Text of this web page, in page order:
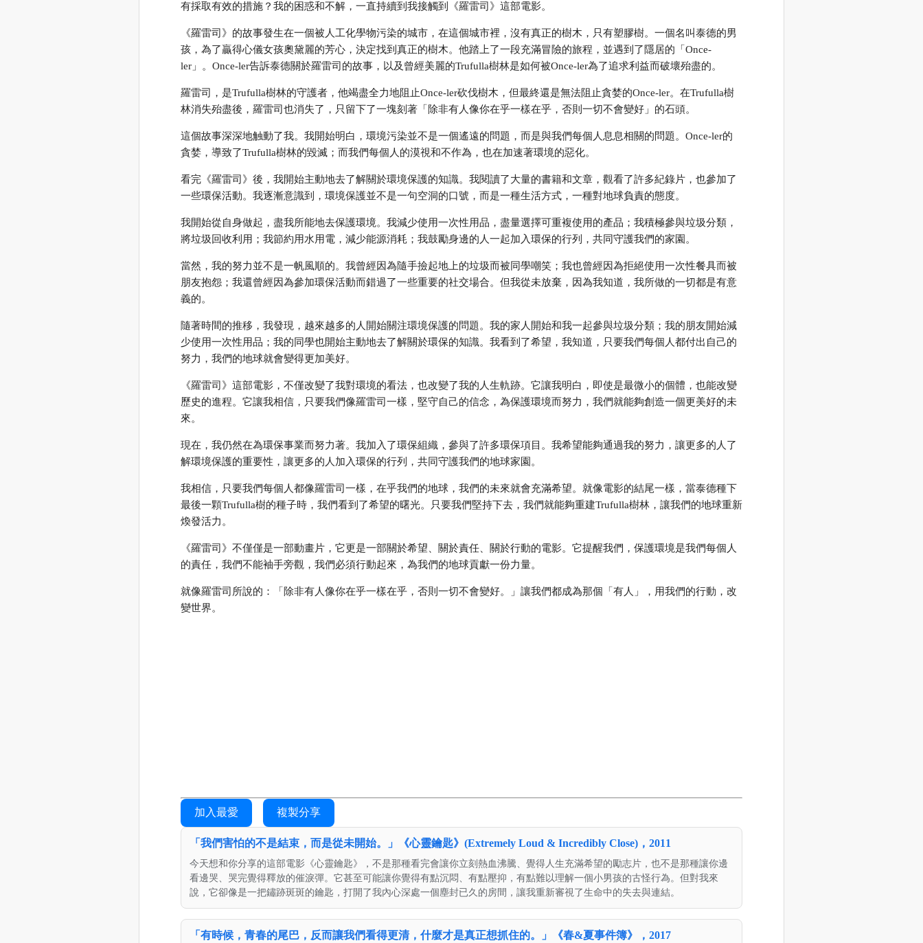
有採取有效的措施？我的困惑和不解，一直持續到我接觸到《羅雷司》這部電影。
《羅雷司》的故事發生在一個被人工化學物污染的城市，在這個城市裡，沒有真正的樹木，只有塑膠樹。一個名叫泰德的男
孩，為了贏得心儀女孩奧黛麗的芳心，決定找到真正的樹木。他踏上了一段充滿冒險的旅程，並遇到了隱居的「Once-
ler」。Once-ler告訴泰德關於羅雷司的故事，以及曾經美麗的Trufulla樹林是如何被Once-ler為了追求利益而破壞殆盡的。
羅雷司，是Trufulla樹林的守護者，他竭盡全力地阻止Once-ler砍伐樹木，但最終還是無法阻止貪婪的Once-ler。在Trufulla樹
林消失殆盡後，羅雷司也消失了，只留下了一塊刻著「除非有人像你在乎一樣在乎，否則一切不會變好」的石頭。
這個故事深深地触動了我。我開始明白，環境污染並不是一個遙遠的問題，而是與我們每個人息息相關的問題。Once-ler的
貪婪，導致了Trufulla樹林的毀滅；而我們每個人的漠視和不作為，也在加速著環境的惡化。
看完《羅雷司》後，我開始主動地去了解關於環境保護的知識。我閱讀了大量的書籍和文章，觀看了許多紀錄片，也參加了
一些環保活動。我逐漸意識到，環境保護並不是一句空洞的口號，而是一種生活方式，一種對地球負責的態度。
我開始從自身做起，盡我所能地去保護環境。我減少使用一次性用品，盡量選擇可重複使用的產品；我積極參與垃圾分類，
將垃圾回收利用；我節約用水用電，減少能源消耗；我鼓勵身邊的人一起加入環保的行列，共同守護我們的家園。
當然，我的努力並不是一帆風順的。我曾經因為隨手撿起地上的垃圾而被同學嘲笑；我也曾經因為拒絕使用一次性餐具而被
朋友抱怨；我還曾經因為參加環保活動而錯過了一些重要的社交場合。但我從未放棄，因為我知道，我所做的一切都是有意
義的。
隨著時間的推移，我發現，越來越多的人開始關注環境保護的問題。我的家人開始和我一起參與垃圾分類；我的朋友開始減
少使用一次性用品；我的同學也開始主動地去了解關於環保的知識。我看到了希望，我知道，只要我們每個人都付出自己的
努力，我們的地球就會變得更加美好。
《羅雷司》這部電影，不僅改變了我對環境的看法，也改變了我的人生軌跡。它讓我明白，即使是最微小的個體，也能改變
歷史的進程。它讓我相信，只要我們像羅雷司一樣，堅守自己的信念，為保護環境而努力，我們就能夠創造一個更美好的未
來。
現在，我仍然在為環保事業而努力著。我加入了環保組織，參與了許多環保項目。我希望能夠通過我的努力，讓更多的人了
解環境保護的重要性，讓更多的人加入環保的行列，共同守護我們的地球家園。
我相信，只要我們每個人都像羅雷司一樣，在乎我們的地球，我們的未來就會充滿希望。就像電影的結尾一樣，當泰德種下
最後一顆Trufulla樹的種子時，我們看到了希望的曙光。只要我們堅持下去，我們就能夠重建Trufulla樹林，讓我們的地球重新
煥發活力。
《羅雷司》不僅僅是一部動畫片，它更是一部關於希望、關於責任、關於行動的電影。它提醒我們，保護環境是我們每個人
的責任，我們不能袖手旁觀，我們必須行動起來，為我們的地球貢獻一份力量。
就像羅雷司所說的：「除非有人像你在乎一樣在乎，否則一切不會變好。」讓我們都成為那個「有人」，用我們的行動，改
變世界。
加入最愛 複製分享
「我們害怕的不是結束，而是從未開始。」《心靈鑰匙》(Extremely Loud & Incredibly Close)，2011
今天想和你分享的這部電影《心靈鑰匙》，不是那種看完會讓你立刻熱血沸騰、覺得人生充滿希望的勵志片，也不是那種讓你邊
看邊哭、哭完覺得釋放的催淚彈。它甚至可能讓你覺得有點沉悶、有點壓抑，有點難以理解一個小男孩的古怪行為。但對我來
說，它卻像是一把鏽跡斑斑的鑰匙，打開了我內心深處一個塵封已久的房間，讓我重新審視了生命中的失去與連結。
「有時候，青春的尾巴，反而讓我們看得更清，什麼才是真正想抓住的。」《春&夏事件簿》，2017